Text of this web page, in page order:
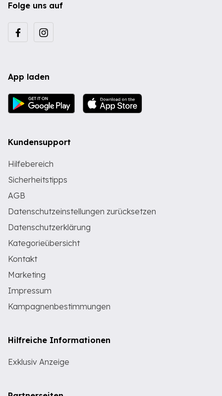
Folge uns auf
App laden
Kundensupport
Hilfebereich
Sicherheitstipps
AGB
Datenschutzeinstellungen zurücksetzen
Datenschutzerklärung
Kategorieübersicht
Kontakt
Marketing
Impressum
Kampagnenbestimmungen
Hilfreiche Informationen
Exklusiv Anzeige